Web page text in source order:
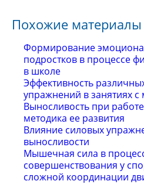
Похожие материалы
Формирование
подростков в процессе
в школе
Эффективность
упражнений в занятиях
Выносливость при
методика ее развития
Влияние силовых
выносливости
Мышечная сила в
совершенствования у
сложной координации